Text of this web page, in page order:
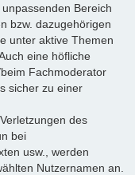
Bereich
bzw. dazugehörigen
unter aktive Themen
eine höfliche
Fachmoderator
sicher zu einer
des
bei
usw., werden
Nutzernamen an.